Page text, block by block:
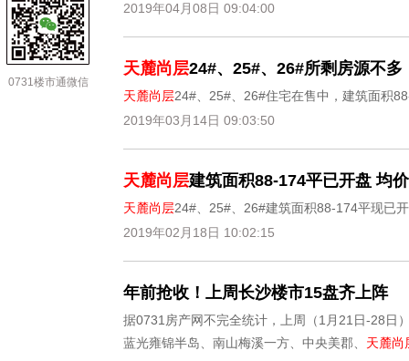
0731楼市通微信
2019年04月08日 09:04:00
天麓尚层24#、25#、26#所剩房源不多
天麓尚层24#、25#、26#住宅在售中，建筑面积
2019年03月14日 09:03:50
天麓尚层建筑面积88-174平已开盘 均
天麓尚层24#、25#、26#建筑面积88-174平现已
2019年02月18日 10:02:15
年前抢收！上周长沙楼市15盘齐上阵
据0731房产网不完全统计，上周（1月21日-28日
蓝光雍锦半岛、南山梅溪一方、中央美郡、 天麓尚